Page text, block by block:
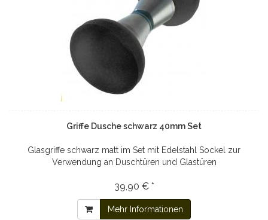
Griffe Dusche schwarz 40mm Set
Glasgriffe schwarz matt im Set mit Edelstahl Sockel zur
Verwendung an Duschtüren und Glastüren
39,90 € *
Mehr Informationen